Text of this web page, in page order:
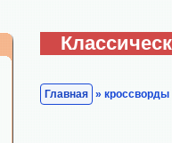
Главная » кроссворды